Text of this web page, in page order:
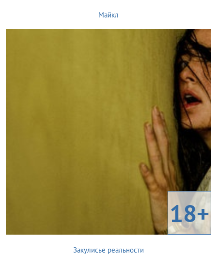
Майкл
18+
Закулисье реальности